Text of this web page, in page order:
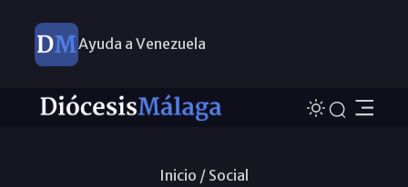
Ayuda a Venezuela
Inicio / Social